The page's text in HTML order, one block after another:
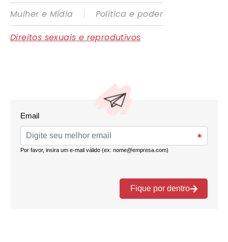
Mulher e Mídia
|
Política e poder
Direitos sexuais e reprodutivos